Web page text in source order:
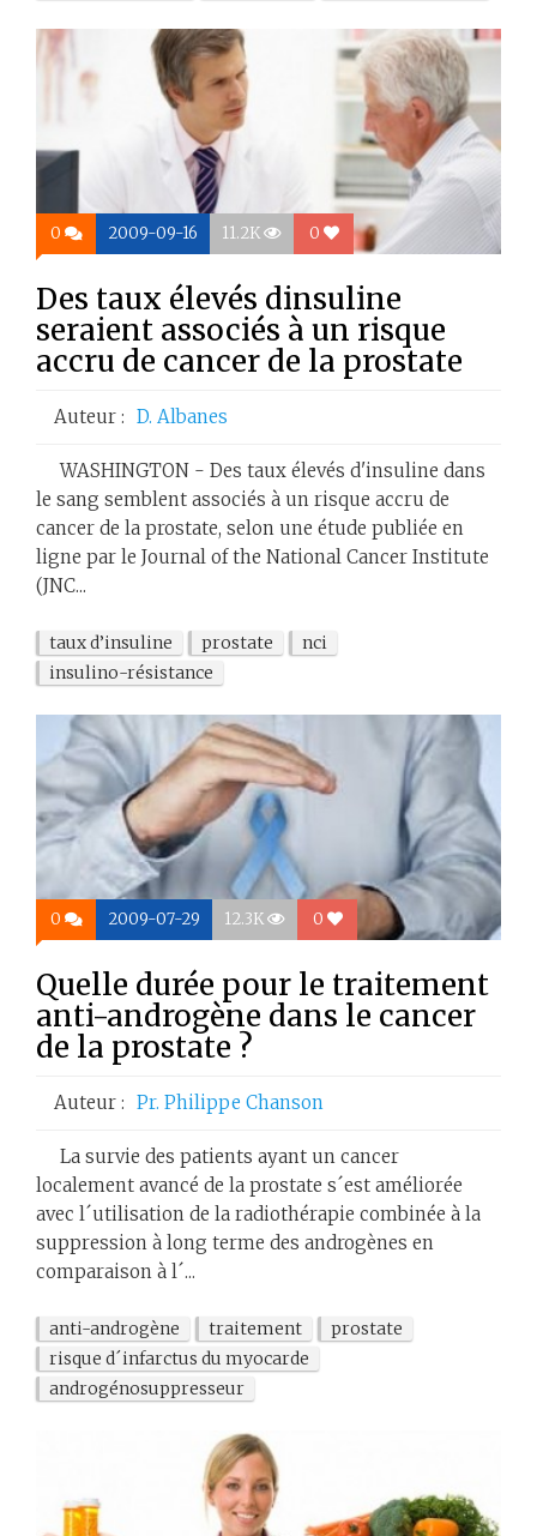
0 2009-09-16 11.2K 0
Des taux élevés dinsuline
seraient associés à un risque
accru de cancer de la prostate
Auteur : D. Albanes
WASHINGTON - Des taux élevés d'insuline dans
le sang semblent associés à un risque accru de
cancer de la prostate, selon une étude publiée en
ligne par le Journal of the National Cancer Institute
(JNC...
taux d’insuline prostate
nci
insulino-résistance
0 2009-07-29 12.3K 0
Quelle durée pour le traitement
anti-androgène dans le cancer
de la prostate ?
Auteur : Pr. Philippe Chanson
La survie des patients ayant un cancer
localement avancé de la prostate s´est améliorée
avec l´utilisation de la radiothérapie combinée à la
suppression à long terme des androgènes en
comparaison à l´...
anti-androgène traitement
prostate
risque d´infarctus du myocarde
androgénosuppresseur